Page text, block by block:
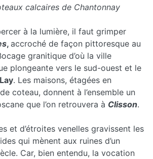
calcaires de Chantonnay
à la lumière, il faut grimper
, accroché de façon pittoresque au
granitique d’où la ville
plongeante vers le sud-ouest et le
. Les maisons, étagées en
coteau, donnent à l’ensemble un
que l’on retrouvera à Clisson.
et d’étroites venelles gravissent les
qui mènent aux ruines d’un
Car, bien entendu, la vocation